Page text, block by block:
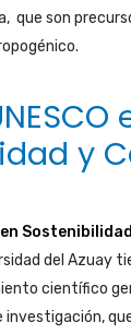
que son
y
del Azuay
científico